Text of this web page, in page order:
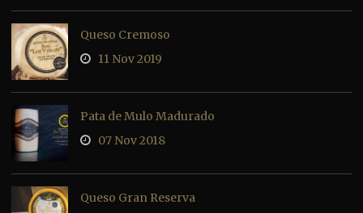
Queso Cremoso
11 Nov 2019
Pata de Mulo Madurado
07 Nov 2018
Queso Gran Reserva